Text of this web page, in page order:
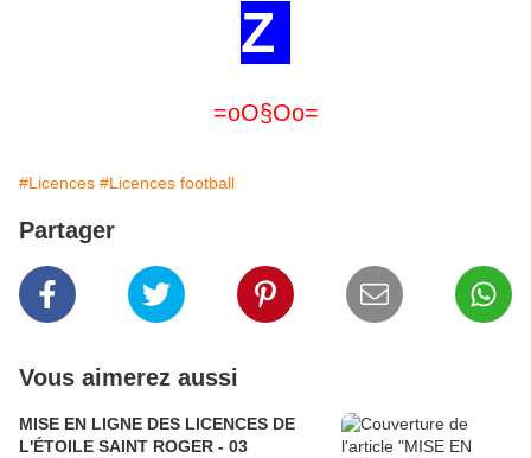
Z
=oO§Oo=
#Licences #Licences football
Partager
Vous aimerez aussi
MISE EN LIGNE DES LICENCES DE
L'ÉTOILE SAINT ROGER - 03